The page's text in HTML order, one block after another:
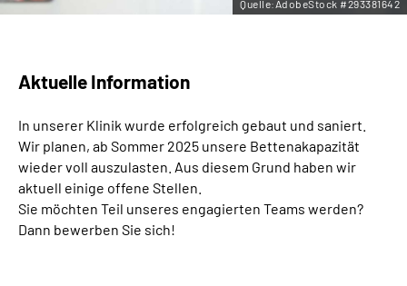
Quelle:AdobeStock #293381642
Aktuelle Information
In unserer Klinik wurde erfolgreich gebaut und saniert.
Wir planen, ab Sommer 2025 unsere Bettenakapazität
wieder voll auszulasten. Aus diesem Grund haben wir
aktuell einige offene Stellen.
Sie möchten Teil unseres engagierten Teams werden?
Dann bewerben Sie sich!